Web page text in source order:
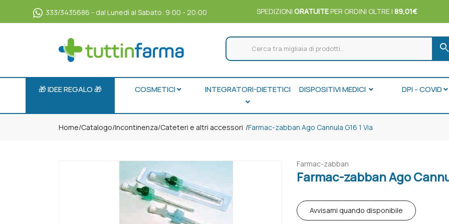
333/3435686 - dal Lunedì al Sabato: 9:00 - 20:00 SPEDIZIONI GRATUITEPER ORDINI OLTRE I 89,01€
search
🎁 IDEE REGALO 🎁 COSMETICI INTEGRATORI-DIETETICI DISPOSITIVI MEDICI DPI - COVID
Home Catalogo/Incontinenza/Cateteri e altri accessori Farmac-zabban Ago Cannula G16 1 Via
Farmac-zabban
Farmac-zabban Ago
Avvisami quando disponibile